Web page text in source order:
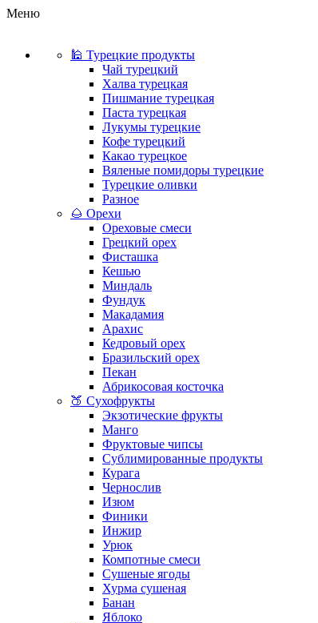
Меню
🕌 Турецкие продукты
Чай турецкий
Халва турецкая
Пишмание турецкая
Паста турецкая
Лукумы турецкие
Кофе турецкий
Какао турецкое
Вяленые помидоры турецкие
Турецкие оливки
Разное
🌰 Орехи
Ореховые смеси
Грецкий орех
Фисташка
Кешью
Миндаль
Фундук
Макадамия
Арахис
Кедровый орех
Бразильский орех
Пекан
Абрикосовая косточка
🍑 Сухофрукты
Экзотические фрукты
Манго
Фруктовые чипсы
Сублимированные продукты
Курага
Чернослив
Изюм
Финики
Инжир
Урюк
Компотные смеси
Сушеные ягоды
Хурма сушеная
Банан
Яблоко